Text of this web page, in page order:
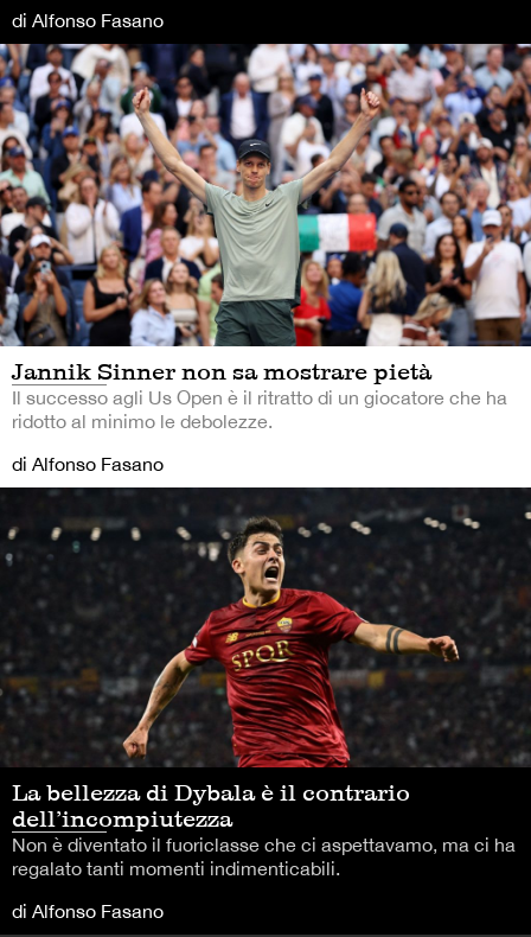
di Alfonso Fasano
Jannik Sinner non sa mostrare pietà
Il successo agli Us Open è il ritratto di un giocatore che ha
ridotto al minimo le debolezze.
di Alfonso Fasano
La bellezza di Dybala è il contrario
dell’incompiutezza
Non è diventato il fuoriclasse che ci aspettavamo, ma ci ha
regalato tanti momenti indimenticabili.
di Alfonso Fasano